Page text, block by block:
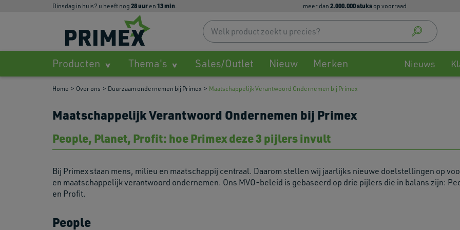
dinsdag in huis? u heeft nog 28uur en 13min. meer dan 2.000.000 stuksop voorraad
up
down
to
go
Producten Thema's Sales/Outlet Nieuw Merken Nieuws
Home Over ons Duurzaam ondernemen bij Primex Maatschappelijk Verantwoord Ondernemen bij Primex
Maatschappelijk Verantwoord Ondernemen bij Primex
People, Planet, Profit: hoe Primex deze 3 pijlers invult
Bij Primex staan mens, milieu en maatschappij centraal. Daarom stellen wij jaarlijks nieuwe doelstellingen op
en maatschappelijk verantwoord ondernemen. Ons MVO-beleid is gebaseerd op drie pijlers die in balans zijn:
en Profit.
People